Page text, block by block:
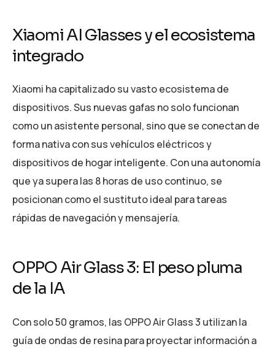
Xiaomi AI Glasses y el ecosistema
integrado
Xiaomi ha capitalizado su vasto ecosistema de
dispositivos. Sus nuevas gafas no solo funcionan
como un asistente personal, sino que se conectan de
forma nativa con sus vehículos eléctricos y
dispositivos de hogar inteligente. Con una autonomía
que ya supera las 8 horas de uso continuo, se
posicionan como el sustituto ideal para tareas
rápidas de navegación y mensajería.
OPPO Air Glass 3: El peso pluma
de la IA
Con solo 50 gramos, las OPPO Air Glass 3 utilizan la
guía de ondas de resina para proyectar información a